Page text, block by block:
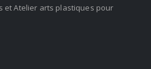
et Atelier arts plastiques pour